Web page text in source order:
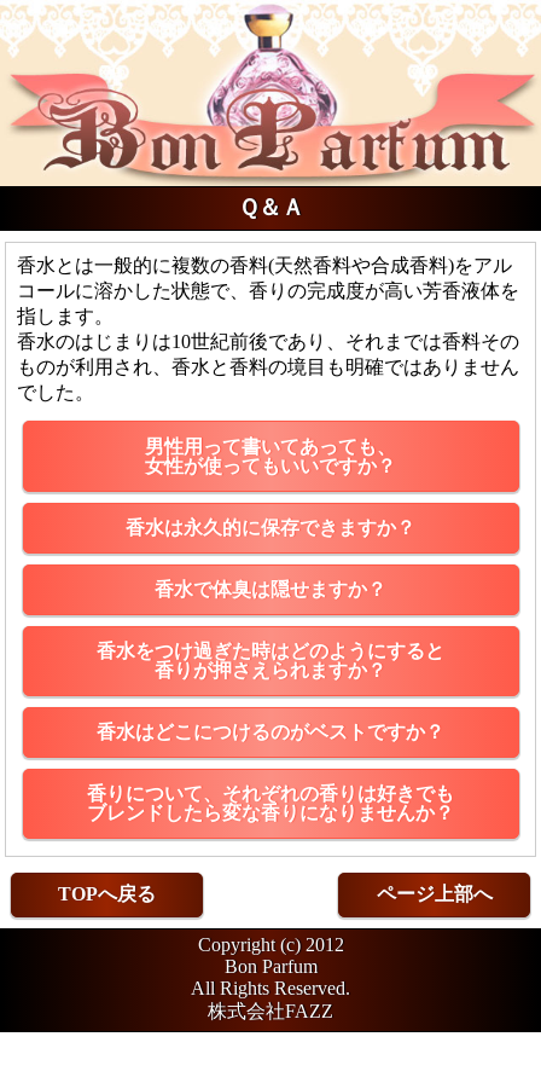
Ｑ＆Ａ
香水とは一般的に複数の香料(天然香料や合成香料)をアル
コールに溶かした状態で、香りの完成度が高い芳香液体を
指します。
香水のはじまりは10世紀前後であり、それまでは香料その
ものが利用され、香水と香料の境目も明確ではありません
でした。
男性用って書いてあっても、
女性が使ってもいいですか？
香水は永久的に保存できますか？
香水で体臭は隠せますか？
香水をつけ過ぎた時はどのようにすると
香りが押さえられますか？
香水はどこにつけるのがベストですか？
香りについて、それぞれの香りは好きでも
ブレンドしたら変な香りになりませんか？
TOPへ戻る ページ上部へ
Copyright (c) 2012
Bon Parfum
All Rights Reserved.
株式会社FAZZ